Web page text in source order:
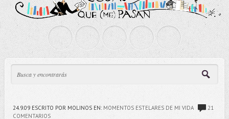
24.9.09ESCRITO POR MOLINOS EN: MOMENTOS ESTELARES DE MI VIDA
21
COMENTARIOS